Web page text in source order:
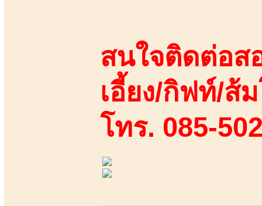
สนใจติดต่อส
เอี้ยง/กิฟท์/ส้
โทร. 085-